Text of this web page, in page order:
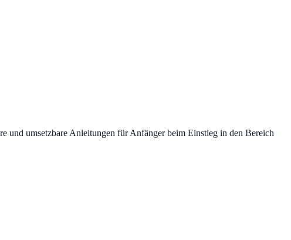
und umsetzbare Anleitungen für Anfänger beim Einstieg in den Bereich